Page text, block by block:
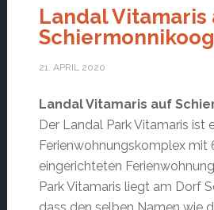
Landal Vitamaris
Schiermonnikoog
21. APRIL 2020
Landal Vitamaris auf
Der Landal Park Vitamaris ist
Ferienwohnungskomplex mit
eingerichteten
Park Vitamaris liegt am Dorf